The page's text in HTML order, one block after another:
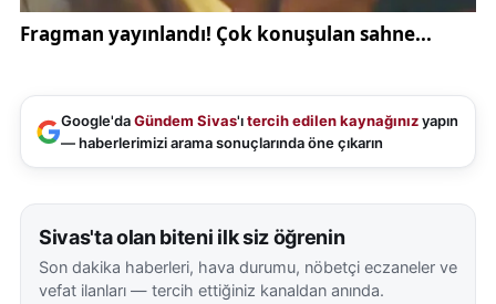
Google'daGündem Sivas'ıtercih edilen kaynağınızyapın
— haberlerimizi arama sonuçlarında öne çıkarın
Sivas'ta olan biteni ilk siz öğrenin
Son dakika haberleri, hava durumu, nöbetçi eczaneler ve
vefat ilanları — tercih ettiğiniz kanaldan anında.